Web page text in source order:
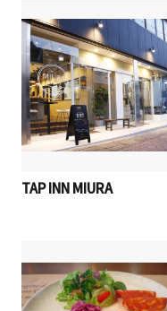
TAP INN MIURA